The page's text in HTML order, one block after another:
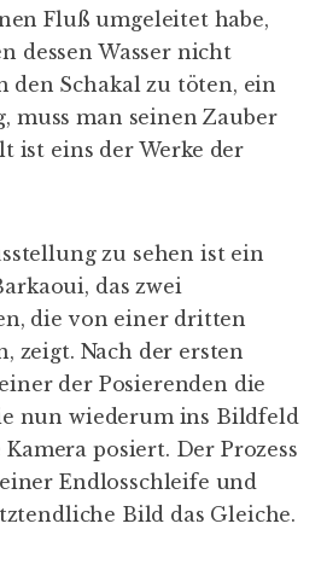
Fluß umgeleitet habe,
dessen Wasser nicht
den Schakal zu töten, ein
muss man seinen Zauber
ist eins der Werke der
zu sehen ist ein
das zwei
die von einer dritten
zeigt. Nach der ersten
der Posierenden die
nun wiederum ins Bildfeld
posiert. Der Prozess
Endlosschleife und
Bild das Gleiche.